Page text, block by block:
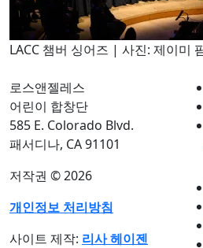
LACC 챔버 싱어즈 | 사진: 제이미
로스앤젤레스
어린이 합창단
585 E. Colorado Blvd.
패서디나, CA 91101
저작권 © 2026
개인정보 처리방침
사이트 제작: 리사 헤이젠